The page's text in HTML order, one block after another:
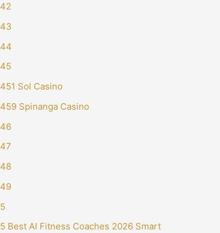
42
43
44
45
451 Sol Casino
459 Spinanga Casino
46
47
48
49
5
5 Best AI Fitness Coaches 2026 Smart